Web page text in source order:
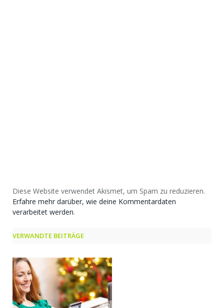
Diese Website verwendet Akismet, um Spam zu reduzieren.
Erfahre mehr darüber, wie deine Kommentardaten
verarbeitet werden.
VERWANDTE BEITRÄGE